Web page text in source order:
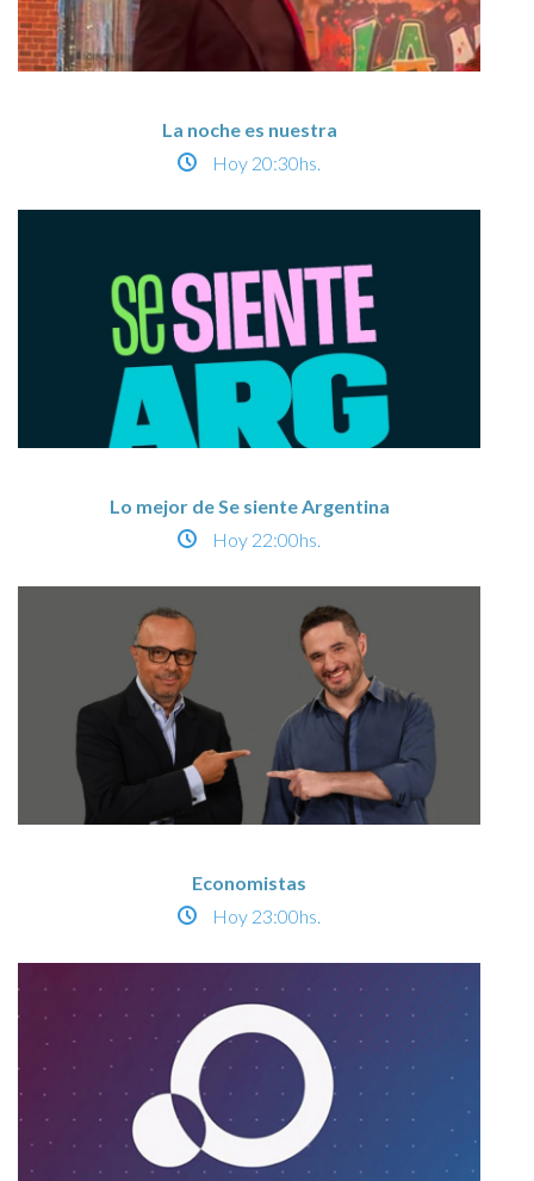
La noche es nuestra
Hoy 20:30hs.
Lo mejor de Se siente Argentina
Hoy 22:00hs.
Economistas
Hoy 23:00hs.